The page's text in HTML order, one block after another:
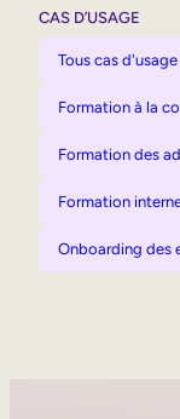
CAS D’USAGE
Tous cas d'usage
Formation à la
Formation des
Formation
Onboarding des